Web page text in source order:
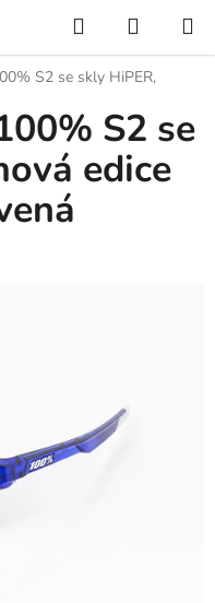
Hledat
KOŠÍK
S2 se skly HiPER,
S2 se
edice